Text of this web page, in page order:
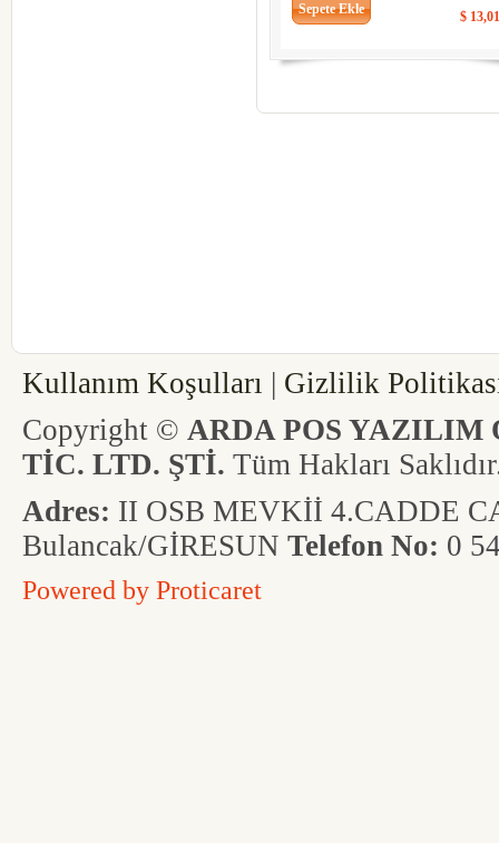
Sepete Ekle $ 13,01
Kullanım Koşulları | Gizlilik
Copyright © ARDA POS YAZILIM
TİC. LTD. ŞTİ. Tüm Hakları
Adres: II OSB MEVKİİ 4.CADDE
Bulancak/GİRESUN Telefon No: 0
Powered by Proticaret